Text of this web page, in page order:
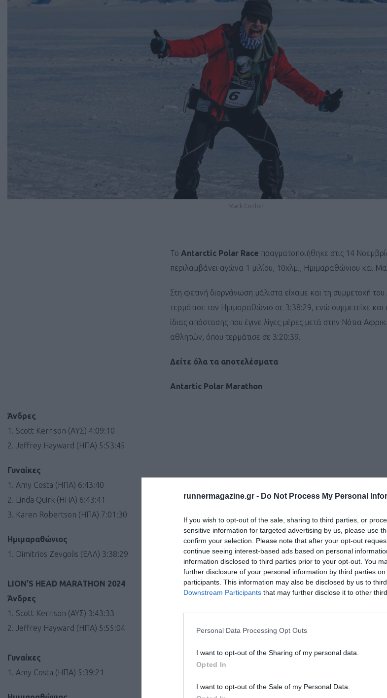
runnermagazine.gr - Do Not Process My Personal
If you wish to opt-out of the sale, sharing to third parties, or
sensitive information for targeted advertising by us, please use
confirm your selection. Please note that after your opt-out
continue seeing interest-based ads based on personal
information disclosed to third parties prior to your opt-out. You
further disclosure of your personal information by third parties on
participants. This information may also be disclosed by us to
Downstream Participants that may further disclose it to other
Personal Data Processing Opt Outs
I want to opt-out of the Sharing of my personal data.
Opted In
I want to opt-out of the Sale of my Personal Data.
Mark Conlon
To Antarctic Polar Race πραγματοποιήθηκε στις 14
περιλαμβάνει αγώνα 1 μιλίου, 10χλμ., Ημιμαραθώνιου και
Στη φετινή διοργάνωση μάλιστα είχαμε και τη συμμετοχή του
τερμάτισε τον Ημιμαραθώνιο σε 3:38:29, ενώ συμμετείχε
ίδιας απόστασης που έγινε λίγες μέρες μετά στην Νότια
αθλητών, όπου τερμάτισε σε 3:20:39.
Δείτε όλα τα αποτελέσματα
Antartic Polar Marathon
Άνδρες
1. Scott Kerrison (AΥΣ) 4:09:10
2. Jeffrey Hayward (ΗΠΑ) 5:53:45
Γυναίκες
1. Amy Costa (ΗΠΑ) 6:43:40
2. Linda Quirk (ΗΠΑ) 6:43:41
3. Karen Robertson (ΗΠΑ) 7:01:30
Ημιμαραθώνιος
1. Dimitrios Zevgolis (ΕΛΛ) 3:38:29
LION’S HEAD MARATHON 2024
Άνδρες
1. Scott Kerrison (ΑΥΣ) 3:43:33
2. Jeffrey Hayward (ΗΠΑ) 5:55:04
Γυναίκες
1. Amy Costa (ΗΠΑ) 5:39:21